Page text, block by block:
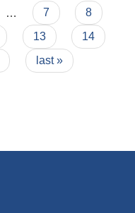
7
8
13
14
last »